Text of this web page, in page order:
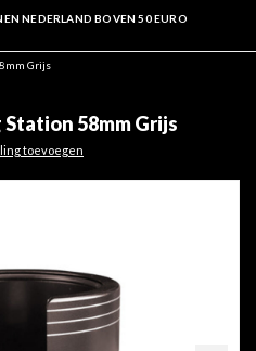
NEDERLAND BOVEN 50 EURO
Grijs
Station 58mm Grijs
toevoegen